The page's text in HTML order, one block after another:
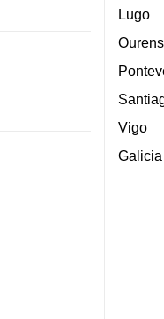
Lugo
Vigo